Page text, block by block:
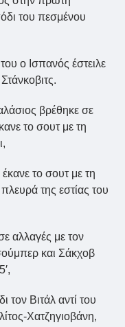
του πεσμένου
ο Ισπανός έστειλε
βρέθηκε σε
το σουτ με τη
το σουτ με τη
της εστίας του
αλλαγές με τον
και Σάκχοβ
τον Βιτάλ αντί του
Χατζηγιοβάνη,